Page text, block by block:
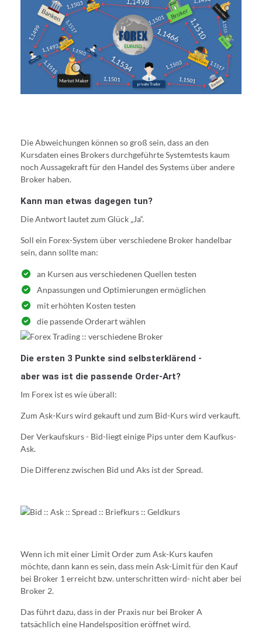
Die Abweichungen können so groß sein, dass an den
Kursdaten eines Brokers durchgeführte Systemtests kaum
noch Aussagekraft für den Handel des Systems über andere
Broker haben.
Kann man etwas dagegen tun?
Die Antwort lautet zum Glück „Ja“.
Soll ein Forex-System über verschiedene Broker handelbar
sein, dann sollte man:
an Kursen aus verschiedenen Quellen testen
Anpassungen und Optimierungen ermöglichen
mit erhöhten Kosten testen
die passende Orderart wählen
Die ersten 3 Punkte sind selbsterklärend -
aber was ist die passende Order-Art?
Im Forex ist es wie überall:
Zum Ask-Kurs wird gekauft und zum Bid-Kurs wird verkauft.
Der Verkaufskurs - Bid-liegt einige Pips unter dem Kaufkus-
Ask.
Die Differenz zwischen Bid und Aks ist der Spread.
Wenn ich mit einer Limit Order zum Ask-Kurs kaufen
möchte, dann kann es sein, dass mein Ask-Limit für den Kauf
bei Broker 1 erreicht bzw. unterschritten wird- nicht aber bei
Broker 2.
Das führt dazu, dass in der Praxis nur bei Broker A
tatsächlich eine Handelsposition eröffnet wird.